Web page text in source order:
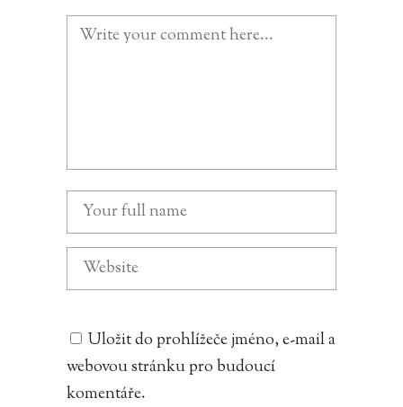
Uložit do prohlížeče jméno, e-mail a
webovou stránku pro budoucí
komentáře.